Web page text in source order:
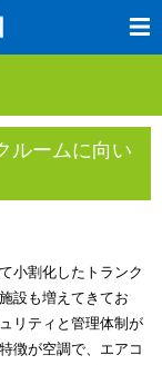
ルームに向い
小割化したトランク
設も増えてきてお
リティと管理体制が
徴が空調で、エアコ